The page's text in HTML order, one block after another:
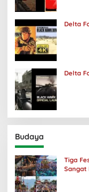
Delta
Delta
Budaya
Tiga
Sangat